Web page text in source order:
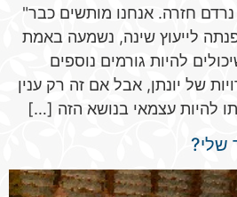
חזרה. אנחנו מותשים כבר"
לייעוץ שינה, נשמעה באמת
להיות גורמים נוספים
של יונתן, אבל אם זה רק ענין
להיות עצמאי בנושא הזה […]
שלי?